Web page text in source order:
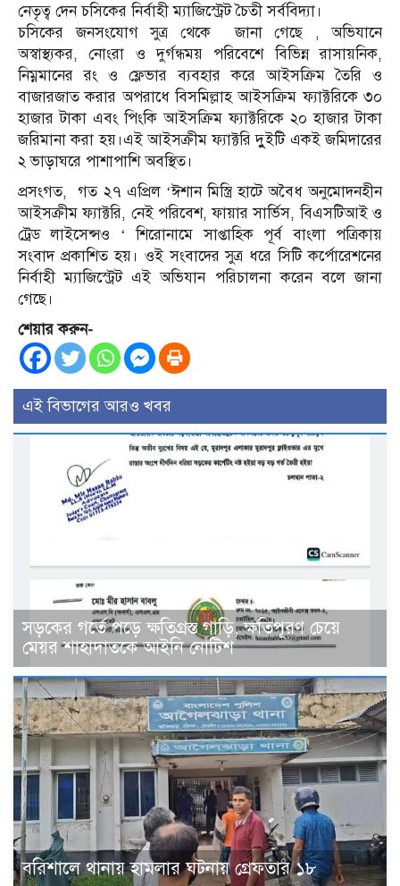
নেতৃত্ব দেন চসিকের নির্বাহী ম্যাজিস্ট্রেট চৈতী সর্ববিদ্যা।
চসিকের জনসংযোগ সুত্র থেকে জানা গেছে , অভিযানে
অস্বাস্থ্যকর, নোংরা ও দুর্গন্ধময় পরিবেশে বিভিন্ন রাসায়নিক,
নিম্নমানের রং ও ফ্লেভার ব্যবহার করে আইসক্রিম তৈরি ও
বাজারজাত করার অপরাধে বিসমিল্লাহ আইসক্রিম ফ্যাক্টরিকে ৩০
হাজার টাকা এবং পিংকি আইসক্রিম ফ্যাক্টরিকে ২০ হাজার টাকা
জরিমানা করা হয়।এই আইসক্রীম ফ্যাক্টরি দুুইটি একই জমিদারের
২ ভাড়াঘরে পাশাপাশি অবস্থিত।
প্রসংগত, গত ২৭ এপ্রিল ‘ঈশান মিস্ত্রি হাটে অবৈধ অনুমোদনহীন
আইসক্রীম ফ্যাক্টরি, নেই পরিবেশ, ফায়ার সার্ভিস, বিএসটিআই ও
ট্রেড লাইসেন্সও ‘ শিরোনামে সাপ্তাহিক পূর্ব বাংলা পত্রিকায়
সংবাদ প্রকাশিত হয়। ওই সংবাদের সুত্র ধরে সিটি কর্পোরেশনের
নির্বাহী ম্যাজিস্ট্রেট এই অভিযান পরিচালনা করেন বলে জানা
গেছে।
শেয়ার করুন-
এই বিভাগের আরও খবর
সড়কের গর্তে পড়ে ক্ষতিগ্রস্ত গাড়ি, ক্ষতিপূরণ চেয়ে
মেয়র শাহাদাতকে আইনি নোটিশ
বরিশালে থানায় হামলার ঘটনায় গ্রেফতার ১৮